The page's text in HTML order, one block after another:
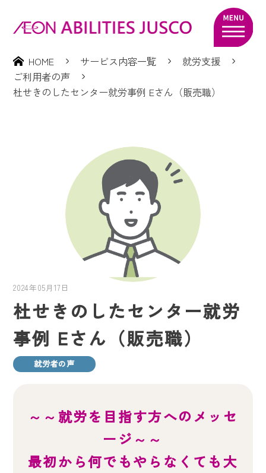
HOME サービス内容一覧
就労支援
ご利用者の声
杜せきのしたセンター就労事例 Eさん（販売職）
2024年05月17日
杜せきのしたセンター就労
事例 Eさん（販売職）
就労者の声
～～就労を目指す方へのメッセ
ージ～～
最初から何でもやらなくても大